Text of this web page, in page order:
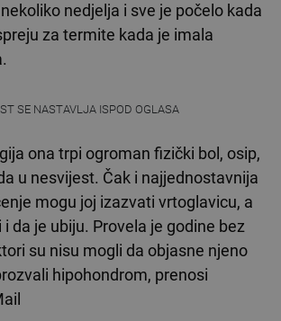
nedjelja i sve je počelo kada
za termite kada je imala
SE NASTAVLJA ISPOD OGLASA
ona trpi ogroman fizički bol, osip,
u nesvijest. Čak i najjednostavnija
mogu joj izazvati vrtoglavicu, a
da je ubiju. Provela je godine bez
su nisu mogli da objasne njeno
hipohondrom, prenosi